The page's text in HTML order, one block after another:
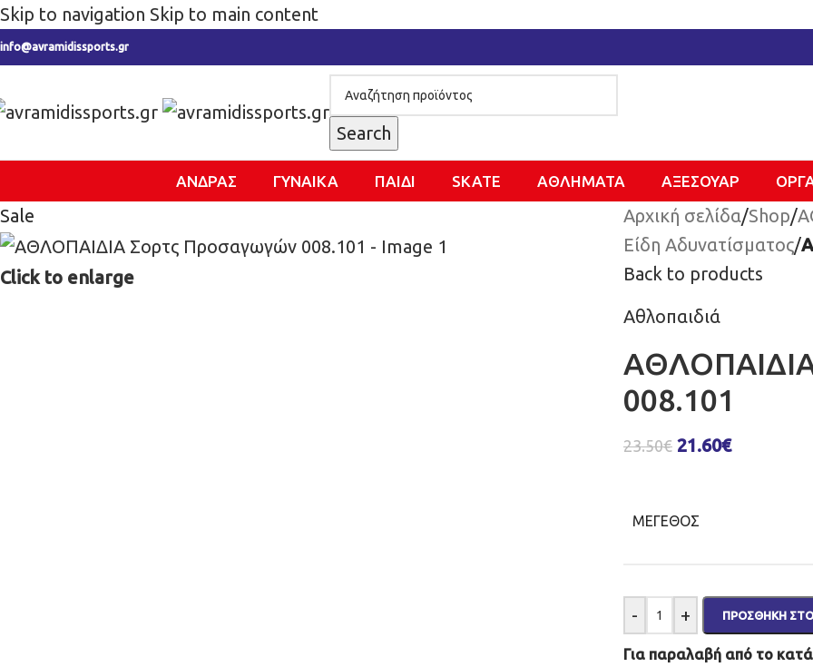
Skip to navigation Skip to main content
info@avramidissports.gr
Search
ΑΝΔΡΑΣ ΓΥΝΑΙΚΑ ΠΑΙΔΙ SKATE ΑΘΛΗΜΑΤΑ ΑΞΕΣΟΥΑΡ
Sale
Click to enlarge
Αρχική σελίδα/Shop/
Είδη Αδυνατίσματος/
Back to products
Αθλοπαιδιά
008.101
23.50€ 21.60€
ΜΈΓΕΘΟΣ
- + ΠΡΟΣΘΉΚΗ
Για παραλαβή από το